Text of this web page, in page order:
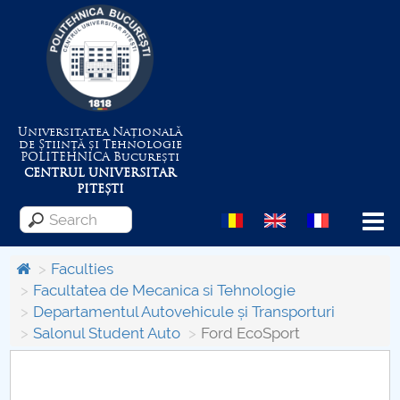
Universitatea Națională
de Știință și Tehnologie
POLITEHNICABucurești
CENTRUL UNIVERSITAR
PITEȘTI
Menu
About the University
Centrul de Management al Proiectelor
Faculties
Facultatea de Mecanica si Tehnologie
Departamentul Autovehicule și Transporturi
Salonul Student Auto
Ford EcoSport